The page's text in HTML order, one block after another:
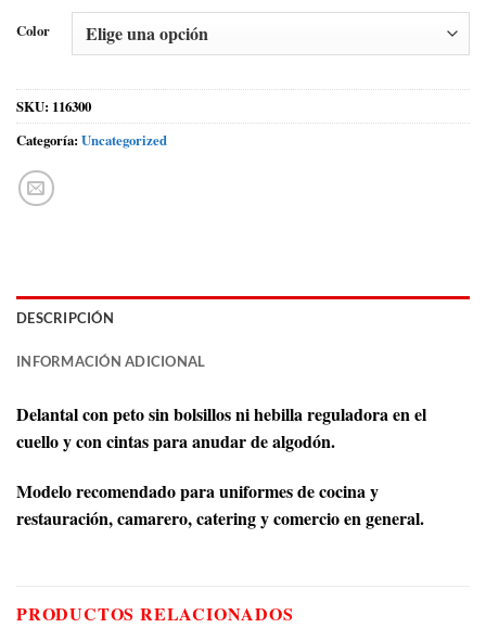
Color
SKU: 116300
Categoría: Uncategorized
DESCRIPCIÓN
INFORMACIÓN ADICIONAL
Delantal con peto sin bolsillos ni hebilla reguladora en el
cuello y con cintas para anudar de algodón.
Modelo recomendado para uniformes de cocina y
restauración, camarero, catering y comercio en general.
PRODUCTOS RELACIONADOS